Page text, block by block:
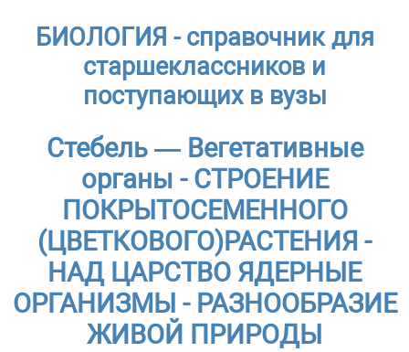
БИОЛОГИЯ - справочник для
старшеклассников и
поступающих в вузы
Стебель — Вегетативные
органы - СТРОЕНИЕ
ПОКРЫТОСЕМЕННОГО
(ЦВЕТКОВОГО)РАСТЕНИЯ -
НАД ЦАРСТВО ЯДЕРНЫЕ
ОРГАНИЗМЫ - РАЗНООБРАЗИЕ
ЖИВОЙ ПРИРОДЫ